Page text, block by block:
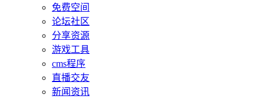
免费空间
论坛社区
分享资源
游戏工具
cms程序
直播交友
新闻资讯